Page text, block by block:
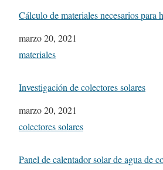
Cálculo de materiales necesarios para
Fecha
marzo 20, 2021
In relation to
materiales
Investigación de colectores solares
Fecha
marzo 20, 2021
In relation to
colectores solares
Panel de calentador solar de agua de